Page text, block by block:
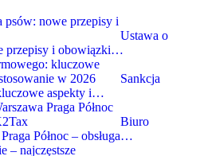
Ustawa o
przepisy i obowiązki…
Sankcja
aspekty i…
Biuro
Północ – obsługa…